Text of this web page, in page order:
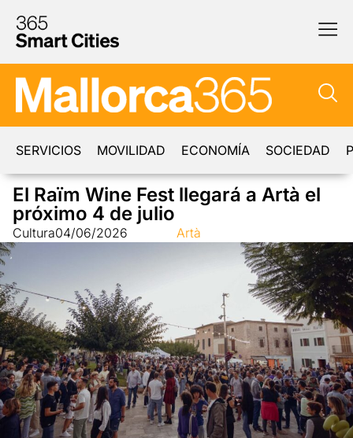
SERVICIOS MOVILIDAD ECONOMÍA SOCIEDAD
El Raïm Wine Fest llegará a Artà el
próximo 4 de julio
Cultura04/06/2026 Artà